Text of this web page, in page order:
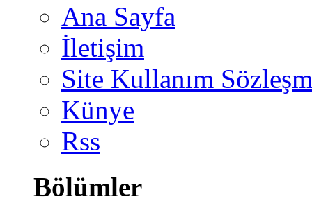
Ana Sayfa
İletişim
Site Kullanım
Künye
Rss
Bölümler